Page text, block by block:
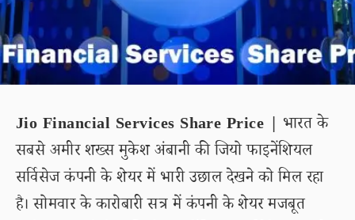
Jio Financial Services Share Price | भारत के
सबसे अमीर शख्स मुकेश अंबानी की जियो फाइनेंशियल
सर्विसेज कंपनी के शेयर में भारी उछाल देखने को मिल रहा
है। सोमवार के कारोबारी सत्र में कंपनी के शेयर मजबूत